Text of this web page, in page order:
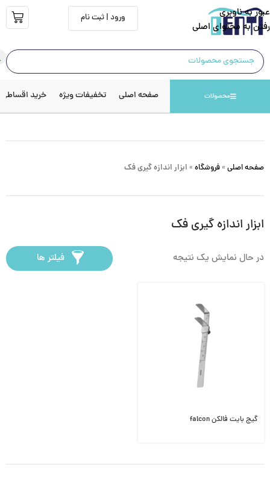
عبور به ناوبری
رفتن به محتوای اصلی
ورود | ثبت نام
محصولات صفحه اصلی تخفیفات ویژه خرید اقساطی
صفحه اصلی » فروشگاه » ابزار اندازه گیری فک
ابزار اندازه گیری فک
در حال نمایش یک نتیجه فیلتر ها
گیج بایت فالکن falcon